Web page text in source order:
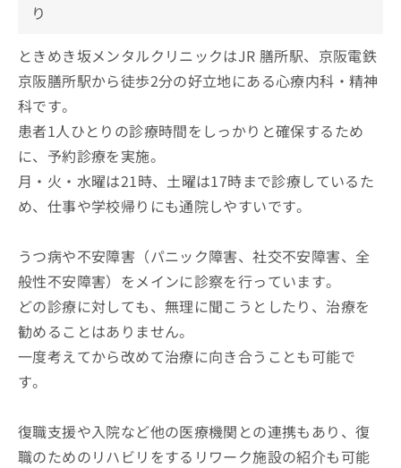
り
ときめき坂メンタルクリニックはJR 膳所駅、京阪電鉄
京阪膳所駅から徒歩2分の好立地にある心療内科・精神
科です。
患者1人ひとりの診療時間をしっかりと確保するため
に、予約診療を実施。
月・火・水曜は21時、土曜は17時まで診療しているた
め、仕事や学校帰りにも通院しやすいです。
うつ病や不安障害（パニック障害、社交不安障害、全
般性不安障害）をメインに診察を行っています。
どの診療に対しても、無理に聞こうとしたり、治療を
勧めることはありません。
一度考えてから改めて治療に向き合うことも可能で
す。
復職支援や入院など他の医療機関との連携もあり、復
職のためのリハビリをするリワーク施設の紹介も可能